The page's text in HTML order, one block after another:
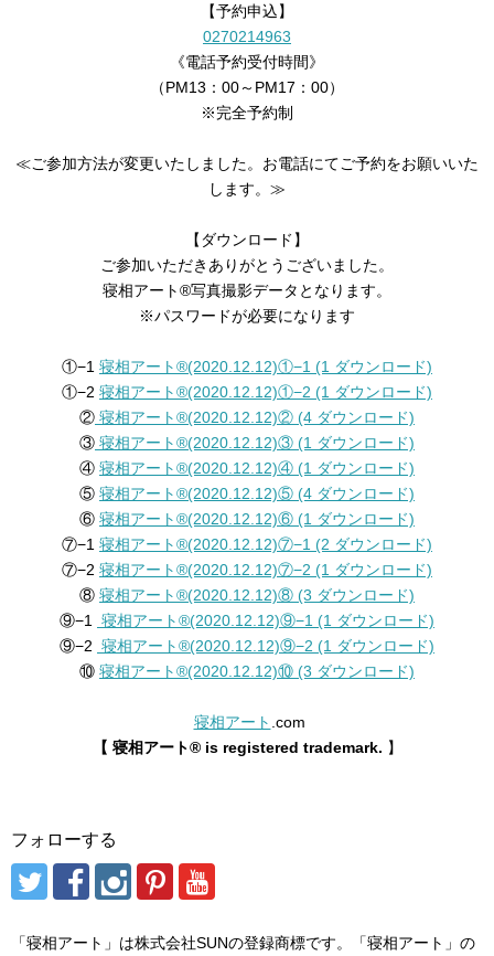
【予約申込】
0270214963
《電話予約受付時間》
（PM13：00～PM17：00）
※完全予約制
≪ご参加方法が変更いたしました。お電話にてご予約をお願いいた
します。≫
【ダウンロード】
ご参加いただきありがとうございました。
寝相アート®︎写真撮影データとなります。
※パスワードが必要になります
①−1 寝相アート®︎(2020.12.12)①−1 (1 ダウンロード)
①−2 寝相アート®︎(2020.12.12)①−2 (1 ダウンロード)
② 寝相アート®︎(2020.12.12)② (4 ダウンロード)
③ 寝相アート®︎(2020.12.12)③ (1 ダウンロード)
④ 寝相アート®︎(2020.12.12)④ (1 ダウンロード)
⑤ 寝相アート®︎(2020.12.12)⑤ (4 ダウンロード)
⑥ 寝相アート®︎(2020.12.12)⑥ (1 ダウンロード)
⑦−1 寝相アート®︎(2020.12.12)⑦−1 (2 ダウンロード)
⑦−2 寝相アート®︎(2020.12.12)⑦−2 (1 ダウンロード)
⑧ 寝相アート®︎(2020.12.12)⑧ (3 ダウンロード)
⑨−1
寝相アート®︎(2020.12.12)⑨−1 (1 ダウンロード)
⑨−2 寝相アート®︎(2020.12.12)⑨−2 (1 ダウンロード)
⑩ 寝相アート®︎(2020.12.12)⑩ (3 ダウンロード)
寝相アート .com
【 寝相アート® is registered trademark. 】
フォローする
「寝相アート」は株式会社SUNの登録商標です。「寝相アート」の